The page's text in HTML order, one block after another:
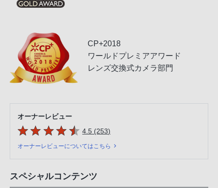
CP+2018
ワールドプレミアアワード
レンズ交換式カメラ部門
オーナーレビュー
5つの星のうち
4.5 (253件のレビュー
)
オーナーレビューについてはこちら
スペシャルコンテンツ